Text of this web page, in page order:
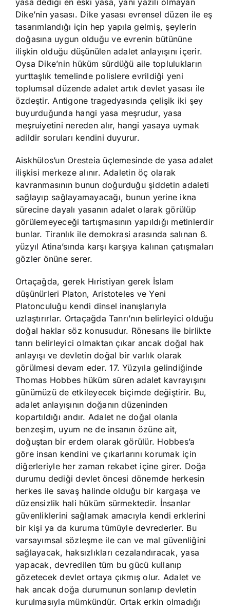
Dike’nin yasası. Dike yasası evrensel düzen ile eş
tasarımlandığı için hep yapıla gelmiş, şeylerin
doğasına uygun olduğu ve evrenin bütününe
ilişkin olduğu düşünülen adalet anlayışını içerir.
Oysa Dike’nin hüküm sürdüğü aile toplulukların
yurttaşlık temelinde polislere evrildiği yeni
toplumsal düzende adalet artık devlet yasası ile
özdeştir. Antigone tragedyasında çelişik iki şey
buyurduğunda hangi yasa meşrudur, yasa
meşruiyetini nereden alır, hangi yasaya uymak
adildir soruları kendini duyurur.
Aiskhülos’un Oresteia üçlemesinde de yasa adalet
ilişkisi merkeze alınır. Adaletin öç olarak
kavranmasının bunun doğurduğu şiddetin adaleti
sağlayıp sağlayamayacağı, bunun yerine ikna
sürecine dayalı yasanın adalet olarak görülüp
görülemeyeceği tartışmasının yapıldığı metinlerdir
bunlar. Tiranlık ile demokrasi arasında salınan 6.
yüzyıl Atina’sında karşı karşıya kalınan çatışmaları
gözler önüne serer.
Ortaçağda, gerek Hıristiyan gerek İslam
düşünürleri Platon, Aristoteles ve Yeni
Platonculuğu kendi dinsel inanışlarıyla
uzlaştırırlar. Ortaçağda Tanrı’nın belirleyici olduğu
doğal haklar söz konusudur. Rönesans ile birlikte
tanrı belirleyici olmaktan çıkar ancak doğal hak
anlayışı ve devletin doğal bir varlık olarak
görülmesi devam eder. 17. Yüzyıla gelindiğinde
Thomas Hobbes hüküm süren adalet kavrayışını
günümüzü de etkileyecek biçimde değiştirir. Bu,
adalet anlayışının doğanın düzeninden
kopartıldığı andır. Adalet ne doğal olanla
benzeşim, uyum ne de insanın özüne ait,
doğuştan bir erdem olarak görülür. Hobbes’a
göre insan kendini ve çıkarlarını korumak için
diğerleriyle her zaman rekabet içine girer. Doğa
durumu dediği devlet öncesi dönemde herkesin
herkes ile savaş halinde olduğu bir kargaşa ve
düzensizlik hali hüküm sürmektedir. İnsanlar
güvenliklerini sağlamak amacıyla kendi erklerini
bir kişi ya da kuruma tümüyle devrederler. Bu
varsayımsal sözleşme ile can ve mal güvenliğini
sağlayacak, haksızlıkları cezalandıracak, yasa
yapacak, devredilen tüm bu gücü kullanıp
gözetecek devlet ortaya çıkmış olur. Adalet ve
hak ancak doğa durumunun sonlanıp devletin
kurulmasıyla mümkündür. Ortak erkin olmadığı